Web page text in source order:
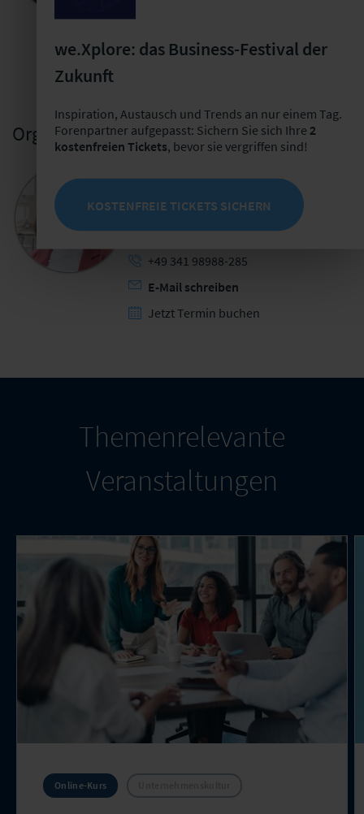
Jetzt Termin buchen
Organisatorische Ansprechperson
Anne Götze
Leiterin kollaborative
Veranstaltungsmanagerin Akademie
+49 341 98988-285
E-Mail schreiben
Jetzt Termin buchen
Themenrelevante
Veranstaltungen
Online-Kurs
we.Xplore: das Business-Festival der
Zukunft
Inspiration, Austausch und Trends an nur einem Tag.
Forenpartner aufgepasst: Sichern Sie sich Ihre 2
kostenfreien Tickets, bevor sie vergriffen sind!
KOSTENFREIE TICKETS SICHERN